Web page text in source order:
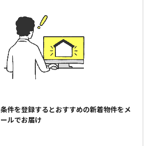
条件を登録するとおすすめの新着物件をメ
ールでお届け